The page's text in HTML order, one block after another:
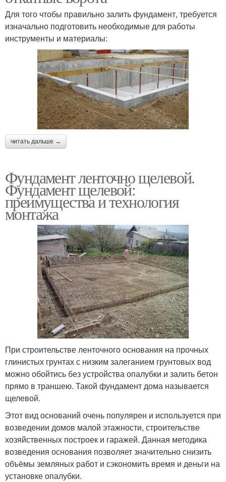
Для того чтобы правильно залить фундамент, требуется
изначально подготовить необходимые для работы
инструменты и материалы:
читать дальше →
Фундамент ленточно щелевой.
Фундамент щелевой:
преимущества и технология
монтажа
При строительстве ленточного основания на прочных
глинистых грунтах с низким залеганием грунтовых вод
можно обойтись без устройства опалубки и залить бетон
прямо в траншею. Такой фундамент дома называется
щелевой.
Этот вид оснований очень популярен и используется при
возведении домов малой этажности, строительстве
хозяйственных построек и гаражей. Данная методика
возведения основания позволяет значительно снизить
объёмы земляных работ и сэкономить время и деньги на
установке опалубки.